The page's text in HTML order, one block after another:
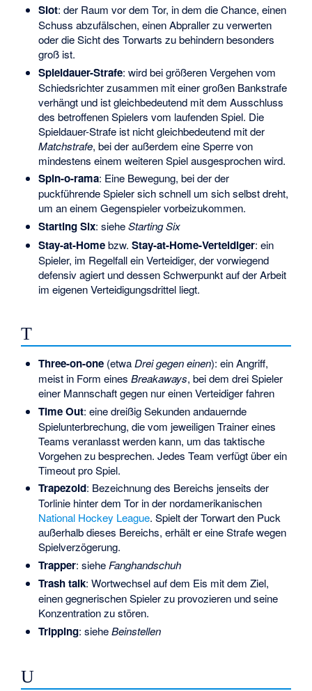
Slot: der Raum vor dem Tor, in dem die Chance, einen
Schuss abzufälschen, einen Abpraller zu verwerten
oder die Sicht des Torwarts zu behindern besonders
groß ist.
Spieldauer-Strafe: wird bei größeren Vergehen vom
Schiedsrichter zusammen mit einer großen Bankstrafe
verhängt und ist gleichbedeutend mit dem Ausschluss
des betroffenen Spielers vom laufenden Spiel. Die
Spieldauer-Strafe ist nicht gleichbedeutend mit der
Matchstrafe, bei der außerdem eine Sperre von
mindestens einem weiteren Spiel ausgesprochen wird.
Spin-o-rama: Eine Bewegung, bei der der
puckführende Spieler sich schnell um sich selbst dreht,
um an einem Gegenspieler vorbeizukommen.
Starting Six: sieheStarting Six
Stay-at-Homebzw. Stay-at-Home-Verteidiger: ein
Spieler, im Regelfall ein Verteidiger, der vorwiegend
defensiv agiert und dessen Schwerpunkt auf der Arbeit
im eigenen Verteidigungsdrittel liegt.
T
Three-on-one(etwaDrei gegen einen): ein Angriff,
meist in Form eines Breakaways, bei dem drei Spieler
einer Mannschaft gegen nur einen Verteidiger fahren
Time Out: eine dreißig Sekunden andauernde
Spielunterbrechung, die vom jeweiligen Trainer eines
Teams veranlasst werden kann, um das taktische
Vorgehen zu besprechen. Jedes Team verfügt über ein
Timeout pro Spiel.
Trapezoid: Bezeichnung des Bereichs jenseits der
Torlinie hinter dem Tor in der nordamerikanischen
National Hockey League. Spielt der Torwart den Puck
außerhalb dieses Bereichs, erhält er eine Strafe wegen
Spielverzögerung.
Trapper: siehe Fanghandschuh
Trash talk: Wortwechsel auf dem Eis mit dem Ziel,
einen gegnerischen Spieler zu provozieren und seine
Konzentration zu stören.
Tripping: sieheBeinstellen
U